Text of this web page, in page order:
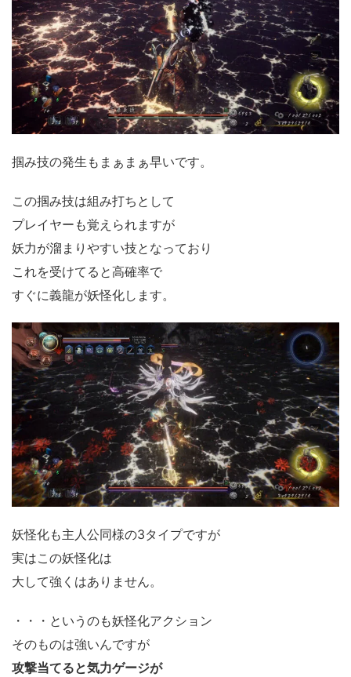
掴み技の発生もまぁまぁ早いです。
この掴み技は組み打ちとして
プレイヤーも覚えられますが
妖力が溜まりやすい技となっており
これを受けてると高確率で
すぐに義龍が妖怪化します。
妖怪化も主人公同様の3タイプですが
実はこの妖怪化は
大して強くはありません。
・・・というのも妖怪化アクション
そのものは強いんですが
攻撃当てると気力ゲージが